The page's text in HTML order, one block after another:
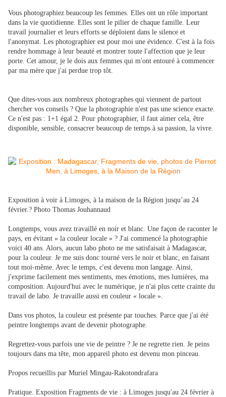
Vous photographiez beaucoup les femmes. Elles ont un rôle important
dans la vie quotidienne. Elles sont le pilier de chaque famille. Leur
travail journalier et leurs efforts se déploient dans le silence et
l'anonymat. Les photographier est pour moi une évidence. C'est à la fois
rendre hommage à leur beauté et montrer toute l'affection que je leur
porte. Cet amour, je le dois aux femmes qui m'ont entouré à commencer
par ma mère que j'ai perdue trop tôt.
Que dites-vous aux nombreux photographes qui viennent de partout
chercher vos conseils ? Que la photographie n'est pas une science exacte.
Ce n'est pas : 1+1 égal 2. Pour photographier, il faut aimer cela, être
disponible, sensible, consacrer beaucoup de temps à sa passion, la vivre.
Exposition à voir à Limoges, à la maison de la Région jusqu’au 24
février.? Photo Thomas Jouhannaud
Longtemps, vous avez travaillé en noir et blanc. Une façon de raconter le
pays, en évitant « la couleur locale » ? J'ai commencé la photographie
voici 40 ans. Alors, aucun labo photo ne me satisfaisait à Madagascar,
pour la couleur. Je me suis donc tourné vers le noir et blanc, en faisant
tout moi-même. Avec le temps, c'est devenu mon langage. Ainsi,
j'exprime facilement mes sentiments, mes émotions, mes lumières, ma
composition. Aujourd'hui avec le numérique, je n'ai plus cette crainte du
travail de labo. Je travaille aussi en couleur « locale ».
Dans vos photos, la couleur est présente par touches. Parce que j'ai été
peintre longtemps avant de devenir photographe.
Regrettez-vous parfois une vie de peintre ? Je ne regrette rien. Je peins
toujours dans ma tête, mon appareil photo est devenu mon pinceau.
Propos recueillis par Muriel Mingau-Rakotondrafara
Pratique. Exposition Fragments de vie : à Limoges jusqu'au 24 février à